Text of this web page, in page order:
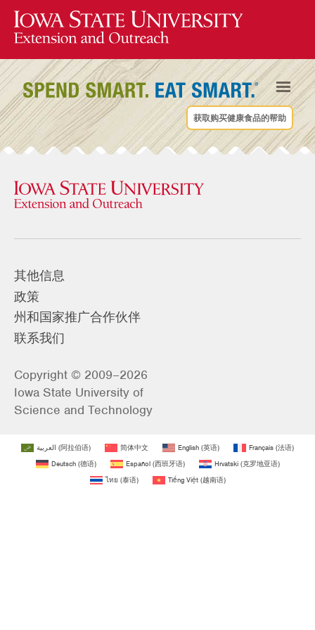
获取购买健康食品的帮助
其他信息
政策
州和国家推广合作伙伴
联系我们
Copyright © 2009–2026
Iowa State University of
Science and Technology
العربية (阿拉伯语) 简体中文 English (英语) Français (法语)
Deutsch(德语) Español(西班牙语) Hrvatski(克罗地亚语)
ไทย (泰语) Tiếng Việt(越南语)